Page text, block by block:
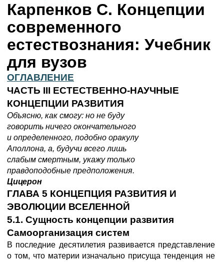
Карпенков С. Концепции
современного
естествознания: Учебник
для вузов
ОГЛАВЛЕНИЕ
ЧАСТЬ III ЕСТЕСТВЕННО-НАУЧНЫЕ
КОНЦЕПЦИИ РАЗВИТИЯ
Объясню, как смогу: но не буду
говорить ничего окончательного
и определенного, подобно оракулу
Аполлона, а, будучи всего лишь
слабым смертным, укажу только
правдоподобные предположения.
Цицерон
ГЛАВА 5 КОНЦЕПЦИЯ РАЗВИТИЯ И
ЭВОЛЮЦИИ ВСЕЛЕННОЙ
5.1. Сущность концепции развития
Самоорганизация систем
В последние десятилетия развивается представление
о том, что материи изначально присуща тенденция не